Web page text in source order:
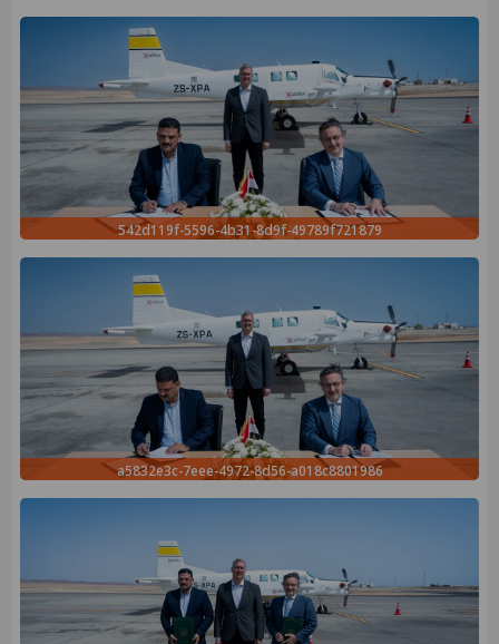
542d119f-5596-4b31-8d9f-49789f721879
a5832e3c-7eee-4972-8d56-a018c8801986